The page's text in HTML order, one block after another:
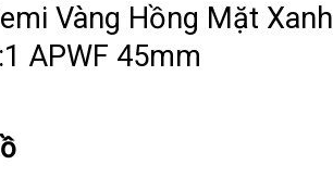
Vàng Hồng Mặt Xanh
APWF 45mm